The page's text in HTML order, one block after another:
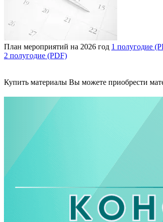
План мероприятий на 2026 год 1 полугодие
2 полугодие (PDF)
Купить материалы Вы можете приобрести